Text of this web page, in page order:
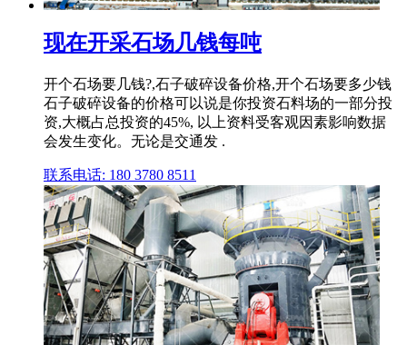
现在开采石场几钱每吨
开个石场要几钱?,石子破碎设备价格,开个石场要多少钱
石子破碎设备的价格可以说是你投资石料场的一部分投
资,大概占总投资的45%, 以上资料受客观因素影响数据
会发生变化。无论是交通发 .
联系电话: 180 3780 8511